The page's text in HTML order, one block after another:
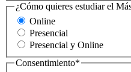
¿Cómo quieres estudiar el
Online
Presencial
Presencial y Online
Consentimiento*